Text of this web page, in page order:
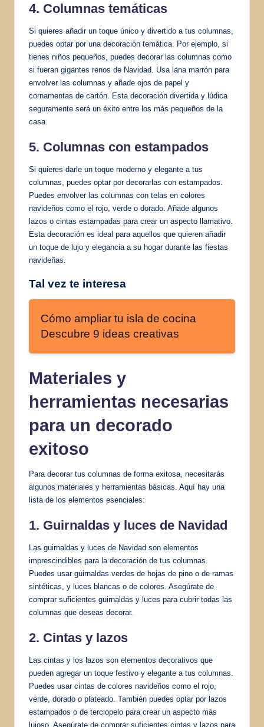
4. Columnas temáticas
Si quieres añadir un toque único y divertido a tus columnas,
puedes optar por una decoración temática. Por ejemplo, si
tienes niños pequeños, puedes decorar las columnas como
si fueran gigantes renos de Navidad. Usa lana marrón para
envolver las columnas y añade ojos de papel y
cornamentas de cartón. Esta decoración divertida y lúdica
seguramente será un éxito entre los más pequeños de la
casa.
5. Columnas con estampados
Si quieres darle un toque moderno y elegante a tus
columnas, puedes optar por decorarlas con estampados.
Puedes envolver las columnas con telas en colores
navideños como el rojo, verde o dorado. Añade algunos
lazos o cintas estampadas para crear un aspecto llamativo.
Esta decoración es ideal para aquellos que quieren añadir
un toque de lujo y elegancia a su hogar durante las fiestas
navideñas.
Tal vez te interesa
Cómo ampliar tu isla de cocina
Descubre 9 ideas creativas
Materiales y
herramientas necesarias
para un decorado
exitoso
Para decorar tus columnas de forma exitosa, necesitarás
algunos materiales y herramientas básicas. Aquí hay una
lista de los elementos esenciales:
1. Guirnaldas y luces de Navidad
Las guirnaldas y luces de Navidad son elementos
imprescindibles para la decoración de tus columnas.
Puedes usar guirnaldas verdes de hojas de pino o de ramas
sintéticas, y luces blancas o de colores. Asegúrate de
comprar suficientes guirnaldas y luces para cubrir todas las
columnas que deseas decorar.
2. Cintas y lazos
Las cintas y los lazos son elementos decorativos que
pueden agregar un toque festivo y elegante a tus columnas.
Puedes usar cintas de colores navideños como el rojo,
verde, dorado o plateado. También puedes optar por lazos
estampados o de terciopelo para crear un aspecto más
lujoso. Asegúrate de comprar suficientes cintas y lazos para